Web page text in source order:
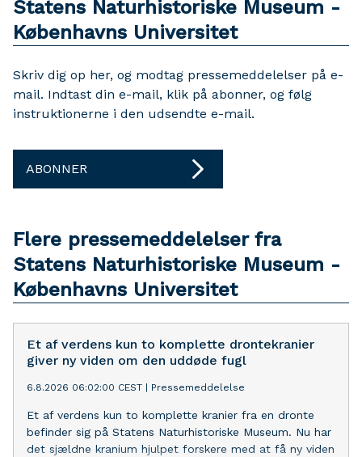
Statens Naturhistoriske Museum -
Københavns Universitet
Skriv dig op her, og modtag pressemeddelelser på e-
mail. Indtast din e-mail, klik på abonner, og følg
instruktionerne i den udsendte e-mail.
ABONNER
Flere pressemeddelelser fra
Statens Naturhistoriske Museum -
Københavns Universitet
Et af verdens kun to komplette drontekranier
giver ny viden om den uddøde fugl
6.8.2026 06:02:00 CEST Pressemeddelelse
Et af verdens kun to komplette kranier fra en dronte
befinder sig på Statens Naturhistoriske Museum. Nu har
det sjældne kranium hjulpet forskere med at få ny viden